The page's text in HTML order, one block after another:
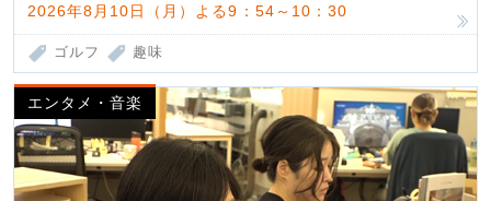
2026年8月10日（月）よる9：54～10：30
ゴルフ 趣味
エンタメ・音楽